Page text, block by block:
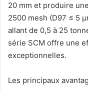
20 mm et produire
2500 mesh (D97 ≤ 5
allant de 0,5 à 25
série SCM offre une
exceptionnelles.
Les principaux